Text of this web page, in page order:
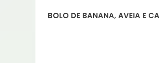
BOLO DE BANANA, AVEIA E